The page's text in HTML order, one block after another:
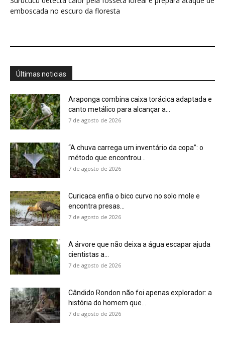
emboscada no escuro da floresta
Últimas noticias
Araponga combina caixa torácica adaptada e
canto metálico para alcançar a...
7 de agosto de 2026
“A chuva carrega um inventário da copa”: o
método que encontrou...
7 de agosto de 2026
Curicaca enfia o bico curvo no solo mole e
encontra presas...
7 de agosto de 2026
A árvore que não deixa a água escapar ajuda
cientistas a...
7 de agosto de 2026
Cândido Rondon não foi apenas explorador: a
história do homem que...
7 de agosto de 2026